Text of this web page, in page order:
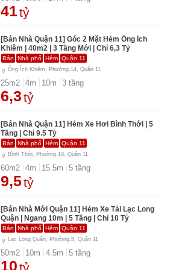
41tỷ
[Bán Nhà Quận 11] Góc 2 Mặt Hẻm Ông Ích
Khiêm | 40m2 | 3 Tầng Mới | Chỉ 6,3 Tỷ
Bán Nhà phố Hẻm Quận 11
Ông Ích Khiêm, Phường.14, Quận 11
25m2 4m 10m 3 tầng
6,3tỷ
[Bán Nhà Quận 11] Hẻm Xe Hơi Bình Thới | 5
Tầng | Chỉ 9.5 Tỷ
Bán Nhà phố Hẻm Quận 11
Bình Thới, Phường.10, Quận 11
60m2 4m 15.5m 5 tầng
9,5tỷ
[Bán Nhà Mới Quận 11] Hẻm Xe Tải Lạc Long
Quận | Ngang 10m | 5 Tầng | Chỉ 10 Tỷ
Bán Nhà phố Hẻm Quận 11
Lạc Long Quân, Phường.5, Quận 11
50m2 10m 4.5m 5 tầng
10